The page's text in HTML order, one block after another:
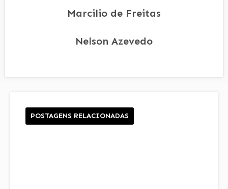
Marcilio de Freitas
Nelson Azevedo
POSTAGENS RELACIONADAS